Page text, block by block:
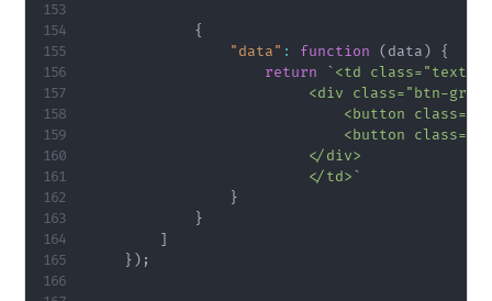
{
"data" : function ( data )
{
return
`<td class="text-
<div class="btn-
<button
<button
                         </div>
                         </td>
`
}
}
]
} ) ;